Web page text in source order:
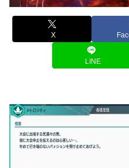
X
LINE